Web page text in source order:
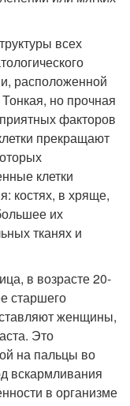
всех
расположенной
но прочная
факторов
прекращают
клетки
костях, в хряще,
их
тканях и
в возрасте 20-
старшего
женщины,
Это
на пальцы во
вскармливания
в организме